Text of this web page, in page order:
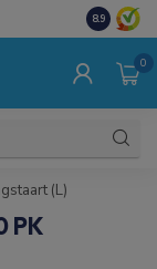
Al 15 jaar
8.9
0
(L)
PK